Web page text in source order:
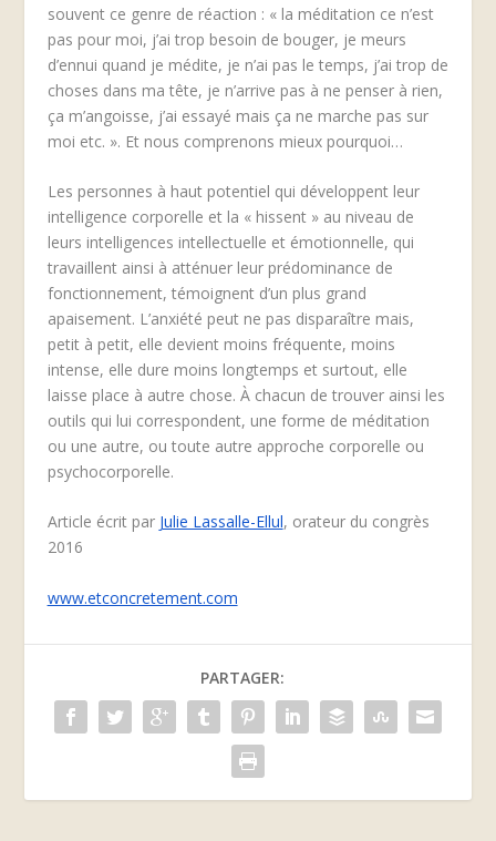
souvent ce genre de réaction : « la méditation ce n’est
pas pour moi, j’ai trop besoin de bouger, je meurs
d’ennui quand je médite, je n’ai pas le temps, j’ai trop de
choses dans ma tête, je n’arrive pas à ne penser à rien,
ça m’angoisse, j’ai essayé mais ça ne marche pas sur
moi etc. ». Et nous comprenons mieux pourquoi…
Les personnes à haut potentiel qui développent leur
intelligence corporelle et la « hissent » au niveau de
leurs intelligences intellectuelle et émotionnelle, qui
travaillent ainsi à atténuer leur prédominance de
fonctionnement, témoignent d’un plus grand
apaisement. L’anxiété peut ne pas disparaître mais,
petit à petit, elle devient moins fréquente, moins
intense, elle dure moins longtemps et surtout, elle
laisse place à autre chose. À chacun de trouver ainsi les
outils qui lui correspondent, une forme de méditation
ou une autre, ou toute autre approche corporelle ou
psychocorporelle.
Article écrit par Julie Lassalle-Ellul, orateur du congrès
2016
www.etconcretement.com
PARTAGER: